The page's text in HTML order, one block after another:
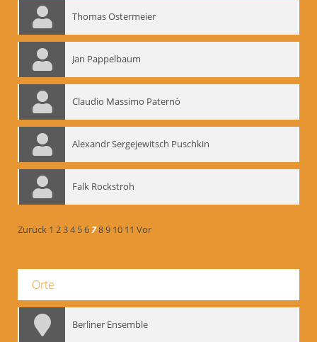
Thomas Ostermeier
Jan Pappelbaum
Claudio Massimo Paternò
Alexandr Sergejewitsch Puschkin
Falk Rockstroh
Zurück 1 234 56789 10 11 Vor
Orte
Berliner Ensemble